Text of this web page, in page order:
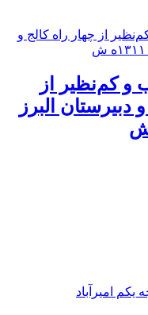
و کم‌نظیر از
دبيرستان البرز